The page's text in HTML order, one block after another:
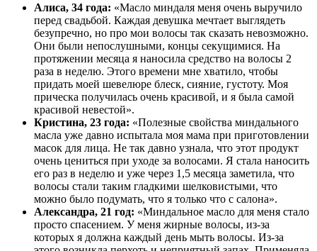
Алиса, 34 года: «Масло миндаля меня очень выручило
перед свадьбой. Каждая девушка мечтает выглядеть
безупречно, но про мои волосы так сказать невозможно.
Они были непослушными, концы секущимися. На
протяжении месяца я наносила средство на волосы 2
раза в неделю. Этого времени мне хватило, чтобы
придать моей шевелюре блеск, сияние, густоту. Моя
прическа получилась очень красивой, и я была самой
красивой невестой».
Кристина, 23 года: «Полезные свойства миндального
масла уже давно испытала моя мама при приготовлении
масок для лица. Не так давно узнала, что этот продукт
очень цениться при уходе за волосами. Я стала наносить
его раз в неделю и уже через 1,5 месяца заметила, что
волосы стали таким гладкими шелковистыми, что
можно было подумать, что я только что с салона».
Александра, 21 год: «Миндальное масло для меня стало
просто спасением. У меня жирные волосы, из-за
которых я должна каждый день мыть волосы. Из-за